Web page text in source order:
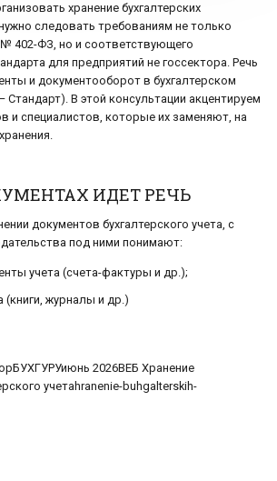
хранение бухгалтерских
следовать требованиям не только
№ 402-ФЗ, но и соответствующего
для предприятий не госсектора. Речь
и документооборот в бухгалтерском
Стандарт). В этой консультации акцентируем
и специалистов, которые их заменяют, на
ИДЕТ РЕЧЬ
документов бухгалтерского учета, с
под ними понимают:
учета (счета-фактуры и др.);
(книги, журналы и др.)